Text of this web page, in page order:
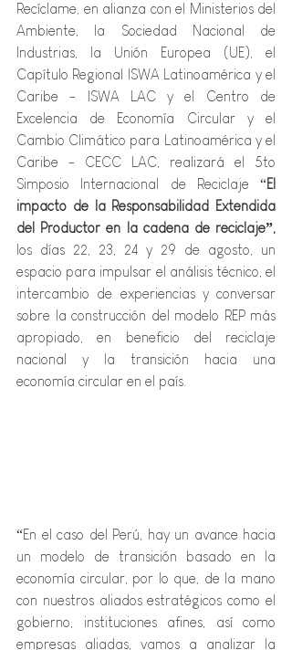
Recíclame, en alianza con el Ministerios del
Ambiente, la Sociedad Nacional de
Industrias, la Unión Europea (UE), el
Capítulo Regional ISWA Latinoamérica y el
Caribe - ISWA LAC y el Centro de
Excelencia de Economía Circular y el
Cambio Climático para Latinoamérica y el
Caribe - CECC LAC, realizará el 5to
Simposio Internacional de Reciclaje “El
impacto de la Responsabilidad Extendida
del Productor en la cadena de reciclaje”,
los días 22, 23, 24 y 29 de agosto, un
espacio para impulsar el análisis técnico, el
intercambio de experiencias y conversar
sobre la construcción del modelo REP más
apropiado, en beneficio del reciclaje
nacional y la transición hacia una
economía circular en el país.
“En el caso del Perú, hay un avance hacia
un modelo de transición basado en la
economía circular, por lo que, de la mano
con nuestros aliados estratégicos como el
gobierno, instituciones afines, así como
empresas aliadas, vamos a analizar la